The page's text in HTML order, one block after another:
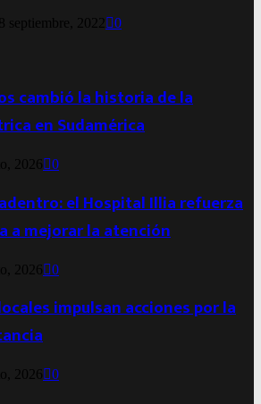
septiembre, 2022 0
cambió la historia de la
en Sudamérica
2026 0
el Hospital Illia refuerza
a mejorar la atención
2026 0
impulsan acciones por la
2026 0